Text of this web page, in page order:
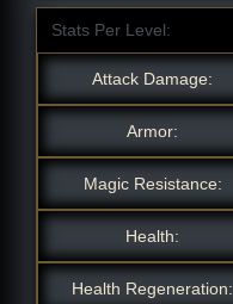
Stats Per Level:
Attack Damage:
Armor:
Magic Resistance:
Health:
Health Regeneration: